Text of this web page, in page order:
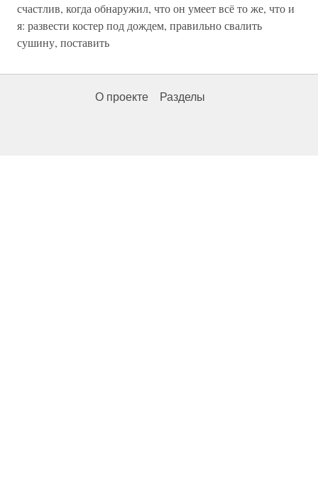
счастлив, когда обнаружил, что он умеет всё то же, что и
я: развести костер под дождем, правильно свалить
сушину, поставить
О проекте Разделы